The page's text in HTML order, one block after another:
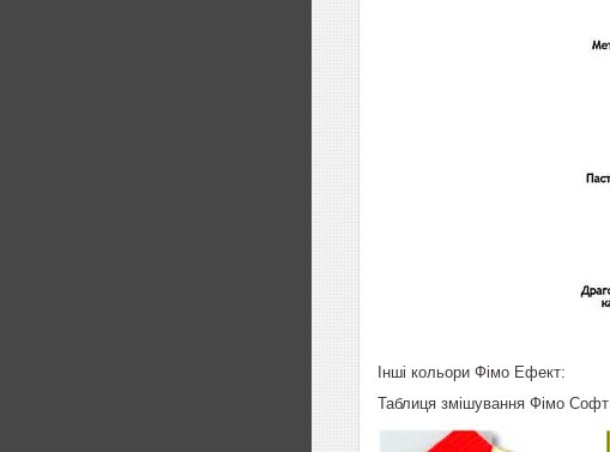
Інші кольори Фімо Ефект:
Таблиця змішування Фімо Софт